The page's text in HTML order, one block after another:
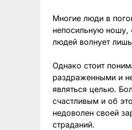
Многие люди в
непосильную
людей волнует
Однако стоит
раздраженными и
являться целью.
счастливым и об
недоволен своей
страданий.